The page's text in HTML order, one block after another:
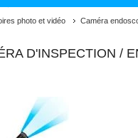
photo et vidéo Caméra
D'INSPECTION /